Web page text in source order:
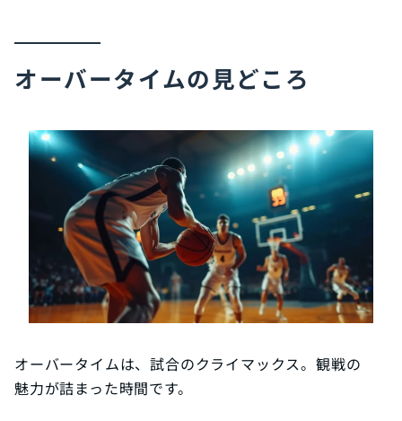
オーバータイムの見どころ
オーバータイムは、試合のクライマックス。観戦の
魅力が詰まった時間です。